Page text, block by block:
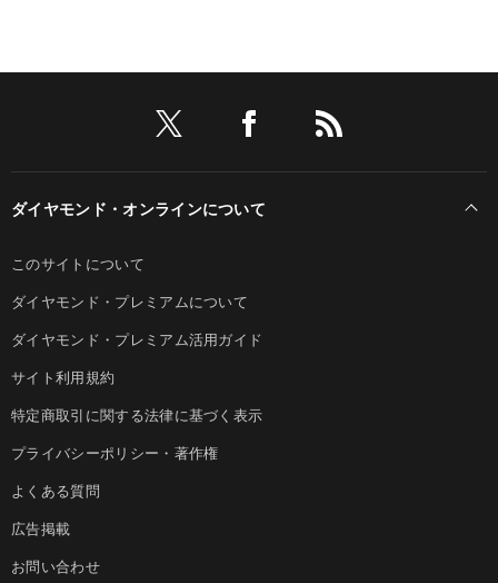
ダイヤモンド・オンラインについて
このサイトについて
ダイヤモンド・プレミアムについて
ダイヤモンド・プレミアム活用ガイド
サイト利用規約
特定商取引に関する法律に基づく表示
プライバシーポリシー・著作権
よくある質問
広告掲載
お問い合わせ